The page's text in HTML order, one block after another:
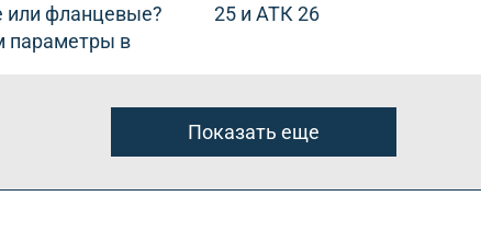
или фланцевые?
параметры в
25 и АТК 26
Показать еще